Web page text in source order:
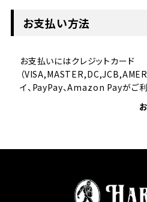
お支払い方法
お支払いにはクレジットカード
（
イ、PayPay、Amazon Payがご利